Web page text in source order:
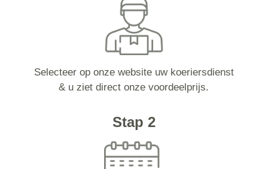
Selecteer op onze website uw koeriersdienst
& u ziet direct onze voordeelprijs.
Stap 2